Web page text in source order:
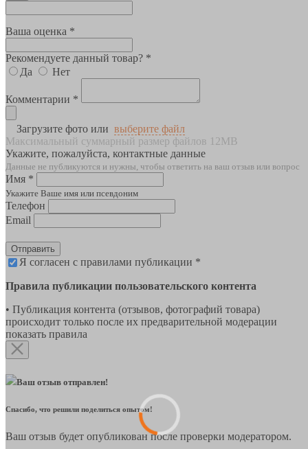
Ваша оценка *
Рекомендуете данный товар? *
Да
Нет
Комментарии *
Загрузите фото или выберите файл
Максимальный суммарный размер файлов 12MB
Укажите, пожалуйста, контактные данные
Данные не публикуются и нужны, чтобы ответить на ваш отзыв или вопрос
Имя *
Укажите Ваше имя или псевдоним
Телефон
Email
Отправить
Я согласен с правилами публикации *
Правила публикации пользовательского контента
• Публикация контента (отзывов, фотографий товара)
происходит только после их предварительной модерации
показать правила
Ваш отзыв отправлен!
Спасибо, что решили поделиться опытом!
Ваш отзыв будет опубликован после проверки модератором.